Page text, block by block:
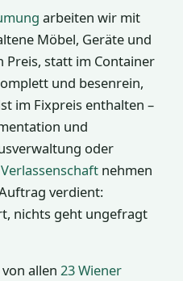
arbeiten wir mit
Möbel, Geräte und
Preis, statt im Container
und besenrein,
im Fixpreis enthalten –
und
oder
Verlassenschaft nehmen
verdient:
nichts geht ungefragt
allen 23 Wiener